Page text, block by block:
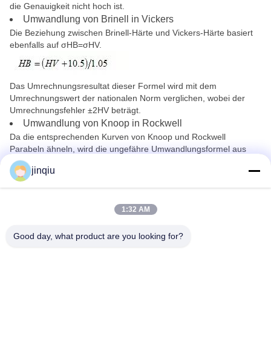
die Genauigkeit nicht hoch ist.
Umwandlung von Brinell in Vickers
Die Beziehung zwischen Brinell-Härte und Vickers-Härte basiert
ebenfalls auf σHB=σHV.
Das Umrechnungsresultat dieser Formel wird mit dem
Umrechnungswert der nationalen Norm verglichen, wobei der
Umrechnungsfehler ±2HV beträgt.
Umwandlung von Knoop in Rockwell
Da die entsprechenden Kurven von Knoop und Rockwell
Parabeln ähneln, wird die ungefähre Umwandlungsformel aus
den Kurven abgeleitet.
Diese Formel ist genau und kann als Referenz verwendet
jinqiu
1:32 AM
Good day, what product are you looking for?